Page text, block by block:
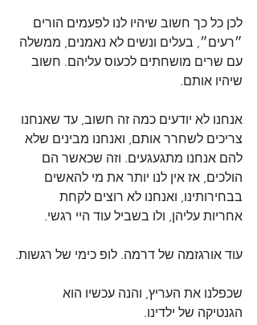
לכן כל כך חשוב שיהיו לנו לפעמים הורים
״רעים״, בעלים ונשים לא נאמנים, ממשלה
עם שרים מושחתים לכעוס עליהם. חשוב
שיהיו אותם.
אנחנו לא יודעים כמה זה חשוב, עד שאנחנו
צריכים לשחרר אותם, ואנחנו מבינים שלא
להם אנחנו מתגעגעים. וזה שכאשר הם
הולכים, אז אין לנו יותר את מי להאשים
בבחירותינו, ואנחנו לא רוצים לקחת
אחריות עליהן, ולו בשביל עוד היי רגשי.
עוד אורגזמה של דרמה. לופ כימי של רגשות.
שכפלנו את העריץ, והנה עכשיו הוא
הגנטיקה של ילדינו.